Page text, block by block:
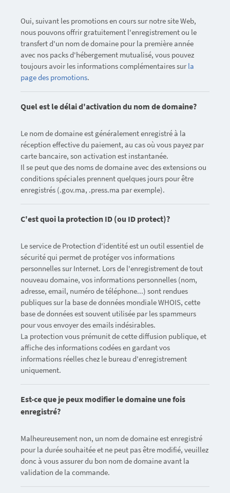
Oui, suivant les promotions en cours sur notre site Web,
nous pouvons offrir gratuitement l'enregistrement ou le
transfert d'un nom de domaine pour la première année
avec nos packs d'hébergement mutualisé, vous pouvez
toujours avoir les informations complémentaires sur la
page des promotions.
Quel est le délai d'activation du nom de domaine?
Le nom de domaine est généralement enregistré à la
réception effective du paiement, au cas où vous payez par
carte bancaire, son activation est instantanée.
Il se peut que des noms de domaine avec des extensions ou
conditions spéciales prennent quelques jours pour être
enregistrés (.gov.ma, .press.ma par exemple).
C'est quoi la protection ID (ou ID protect)?
Le service de Protection d'identité est un outil essentiel de
sécurité qui permet de protéger vos informations
personnelles sur Internet. Lors de l'enregistrement de tout
nouveau domaine, vos informations personnelles (nom,
adresse, email, numéro de téléphone...) sont rendues
publiques sur la base de données mondiale WHOIS, cette
base de données est souvent utilisée par les spammeurs
pour vous envoyer des emails indésirables.
La protection vous prémunit de cette diffusion publique, et
affiche des informations codées en gardant vos
informations réelles chez le bureau d'enregistrement
uniquement.
Est-ce que je peux modifier le domaine une fois
enregistré?
Malheureusement non, un nom de domaine est enregistré
pour la durée souhaitée et ne peut pas être modifié, veuillez
donc à vous assurer du bon nom de domaine avant la
validation de la commande.